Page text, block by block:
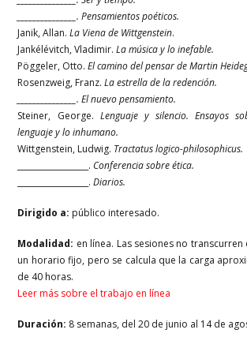
_______________. Pensamientos poéticos.
Janik, Allan.La Viena de Wittgenstein.
Jankélévitch, Vladimir. La música y lo inefable.
Pöggeler, Otto.El camino del pensar de Martin
Rosenzweig, Franz.La estrella de la redención.
_______________. El nuevo pensamiento.
Steiner, George. Lenguaje y silencio. Ensayos
lenguaje y lo inhumano.
Wittgenstein, Ludwig. Tractatus logico-philosophicus.
__________________. Conferencia sobre ética.
__________________.Diarios.
Dirigido a: público interesado.
Modalidad: en línea. Las sesiones no
un horario fijo, pero se calcula que la carga
de 40 horas.
Leer más sobre el trabajo en línea
Duración: 8 semanas, del 20 de junio al 14 de